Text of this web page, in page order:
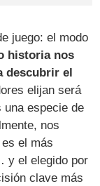
juego: el modo
historia nos
descubrir el
elijan será
una especie de
nos
el más
y el elegido por
clave más